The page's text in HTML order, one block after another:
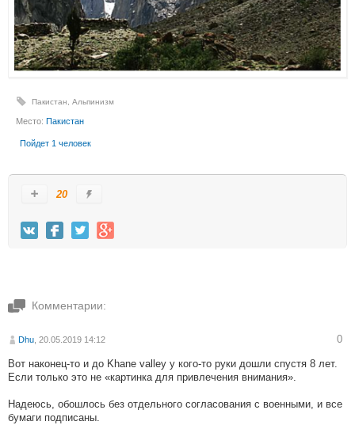
Пакистан, Альпинизм
Место: Пакистан
Пойдет 1 человек
20
Комментарии:
Dhu , 20.05.2019 14:12 0
Вот наконец-то и до Khane valley у кого-то руки дошли спустя 8 лет.
Если только это не «картинка для привлечения внимания».
Надеюсь, обошлось без отдельного согласования с военными, и все
бумаги подписаны.